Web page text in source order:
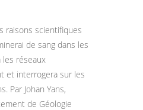
raisons scientifiques
de sang dans les
les réseaux
et interrogera sur les
Par Johan Yans,
de Géologie